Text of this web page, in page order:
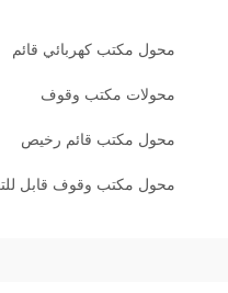
محول مكتب كهربائي قائم
محولات مكتب وقوف
محول مكتب قائم رخيص
محول مكتب وقوف قابل